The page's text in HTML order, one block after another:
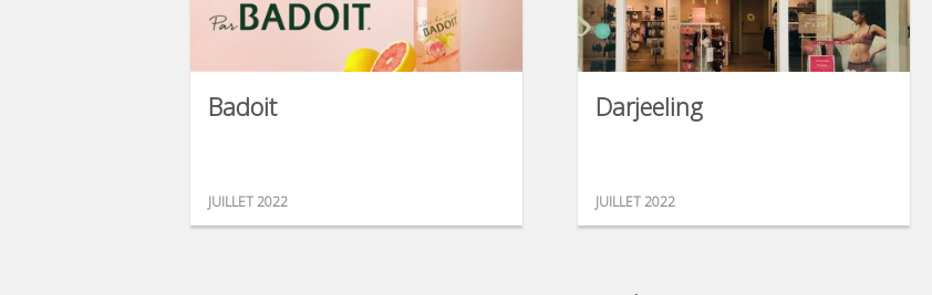
Badoit
JUILLET 2022
Darjeeling
JUILLET 2022